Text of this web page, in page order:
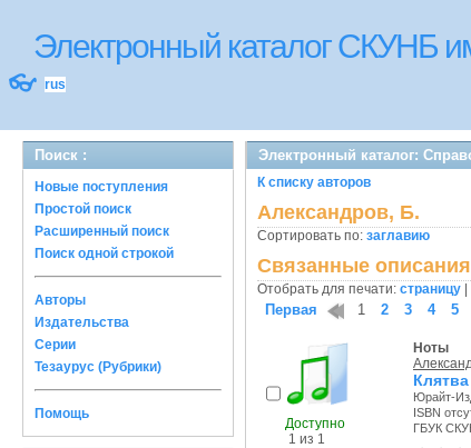
Электронный каталог СКУНБ
👓 rus
Поиск :
Новые поступления
Простой поиск
Расширенный поиск
Поиск одной строкой
Авторы
Издательства
Серии
Тезаурус (Рубрики)
Помощь
Электронный каталог:
К списку авторов
Александров, Б.
Сортировать по: заглавию
Связанные
Отобрать для печати: страницу
Первая 1 2 3 4 5
Доступно
1 из 1
Ноты
Юрайт-
ISBN
ГБУК